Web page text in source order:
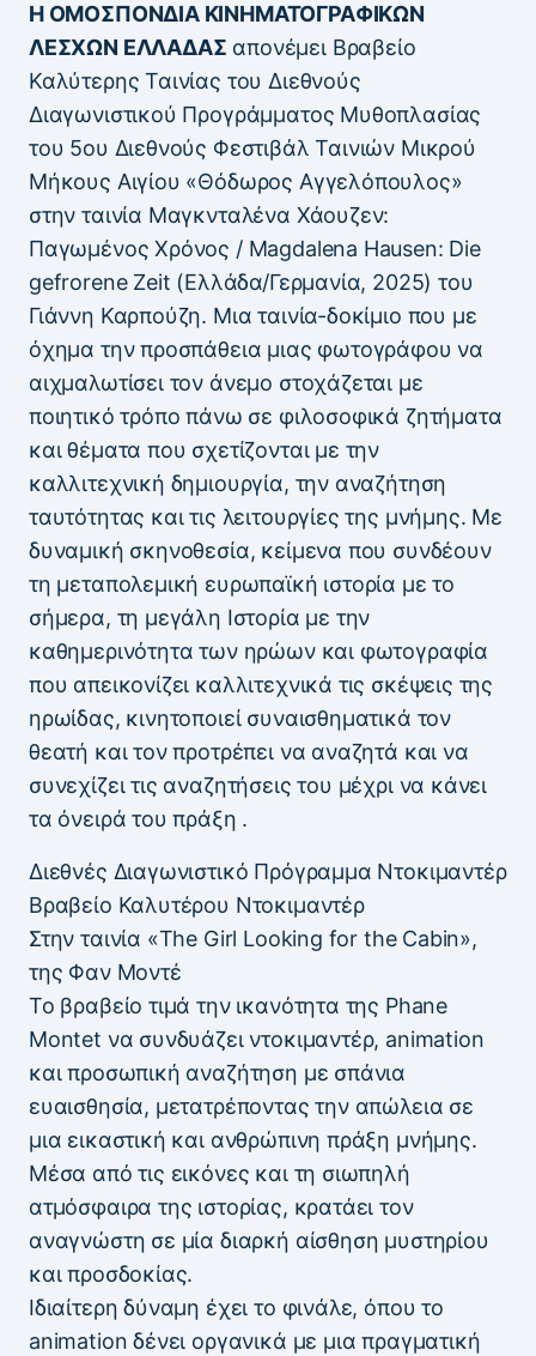
Η ΟΜΟΣΠΟΝΔΙΑ ΚΙΝΗΜΑΤΟΓΡΑΦΙΚΩΝ
ΛΕΣΧΩΝ ΕΛΛΑΔΑΣ απονέμει Βραβείο
Καλύτερης Ταινίας του Διεθνούς
Διαγωνιστικού Προγράμματος Μυθοπλασίας
του 5ου Διεθνούς Φεστιβάλ Ταινιών Μικρού
Μήκους Αιγίου «Θόδωρος Αγγελόπουλος»
στην ταινία Μαγκνταλένα Χάουζεν:
Παγωμένος Χρόνος / Magdalena Hausen: Die
gefrorene Zeit (Ελλάδα/Γερμανία, 2025) του
Γιάννη Καρπούζη. Μια ταινία-δοκίμιο που με
όχημα την προσπάθεια μιας φωτογράφου να
αιχμαλωτίσει τον άνεμο στοχάζεται με
ποιητικό τρόπο πάνω σε φιλοσοφικά ζητήματα
και θέματα που σχετίζονται με την
καλλιτεχνική δημιουργία, την αναζήτηση
ταυτότητας και τις λειτουργίες της μνήμης. Με
δυναμική σκηνοθεσία, κείμενα που συνδέουν
τη μεταπολεμική ευρωπαϊκή ιστορία με το
σήμερα, τη μεγάλη Ιστορία με την
καθημερινότητα των ηρώων και φωτογραφία
που απεικονίζει καλλιτεχνικά τις σκέψεις της
ηρωίδας, κινητοποιεί συναισθηματικά τον
θεατή και τον προτρέπει να αναζητά και να
συνεχίζει τις αναζητήσεις του μέχρι να κάνει
τα όνειρά του πράξη .
Διεθνές Διαγωνιστικό Πρόγραμμα Ντοκιμαντέρ
Βραβείο Καλυτέρου Ντοκιμαντέρ
Στην ταινία «The Girl Looking for the Cabin»,
της Φαν Μοντέ
Το βραβείο τιμά την ικανότητα της Phane
Montet να συνδυάζει ντοκιμαντέρ, animation
και προσωπική αναζήτηση με σπάνια
ευαισθησία, μετατρέποντας την απώλεια σε
μια εικαστική και ανθρώπινη πράξη μνήμης.
Μέσα από τις εικόνες και τη σιωπηλή
ατμόσφαιρα της ιστορίας, κρατάει τον
αναγνώστη σε μία διαρκή αίσθηση μυστηρίου
και προσδοκίας.
Ιδιαίτερη δύναμη έχει το φινάλε, όπου το
animation δένει οργανικά με μια πραγματική